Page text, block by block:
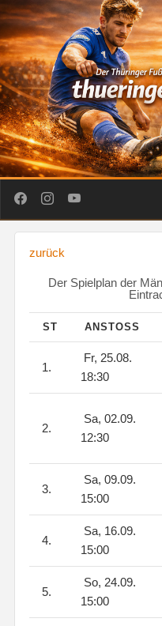
zurück
Der Spielplan der
ST ANSTOSS
1.
Fr, 25.08.
18:30
2.
Sa, 02.09.
12:30
3.
Sa, 09.09.
15:00
4.
Sa, 16.09.
15:00
5.
So, 24.09.
15:00